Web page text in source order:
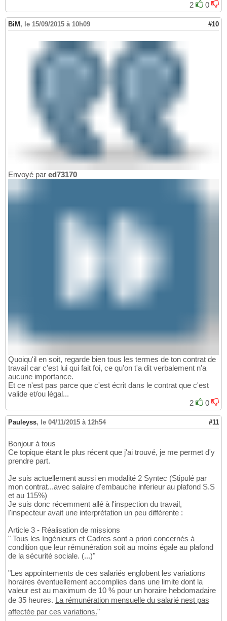
2
0
BiM , le 15/09/2015 à 10h09 #10
Envoyé par ed73170
Quoiqu'il en soit, regarde bien tous les termes de ton contrat de
travail car c'est lui qui fait foi, ce qu'on t'a dit verbalement n'a
aucune importance.
Et ce n'est pas parce que c'est écrit dans le contrat que c'est
valide et/ou légal...
2
0
Pauleyss, le 04/11/2015 à 12h54 #11
Bonjour à tous
Ce topique étant le plus récent que j'ai trouvé, je me permet d'y
prendre part.
Je suis actuellement aussi en modalité 2 Syntec (Stipulé par
mon contrat...avec salaire d'embauche inferieur au plafond S.S
et au 115%)
Je suis donc récemment allé à l'inspection du travail,
l'inspecteur avait une interprétation un peu différente :
Article 3 - Réalisation de missions
" Tous les Ingénieurs et Cadres sont a priori concernés à
condition que leur rémunération soit au moins égale au plafond
de la sécurité sociale. (...)"
"Les appointements de ces salariés englobent les variations
horaires éventuellement accomplies dans une limite dont la
valeur est au maximum de 10 % pour un horaire hebdomadaire
de 35 heures. La rémunération mensuelle du salarié nest pas
affectée par ces variations."